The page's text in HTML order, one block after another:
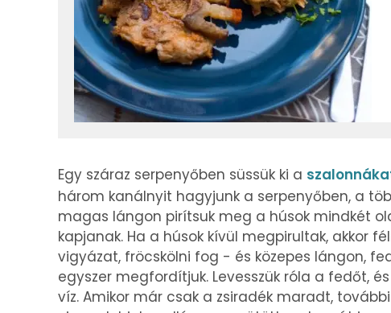
Egy száraz serpenyőben süssük ki a
három kanálnyit hagyjunk a serpenyőben, a
magas lángon pirítsuk meg a húsok mindkét
kapjanak. Ha a húsok kívül megpirultak, akkor
vigyázat, fröcskölni fog - és közepes lángon,
egyszer megfordítjuk. Levesszük róla a fedőt,
víz. Amikor már csak a zsiradék maradt,